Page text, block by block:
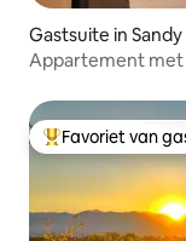
Gastsuite in Sandy
Appartement met
Topfavoriet van
Favoriet van